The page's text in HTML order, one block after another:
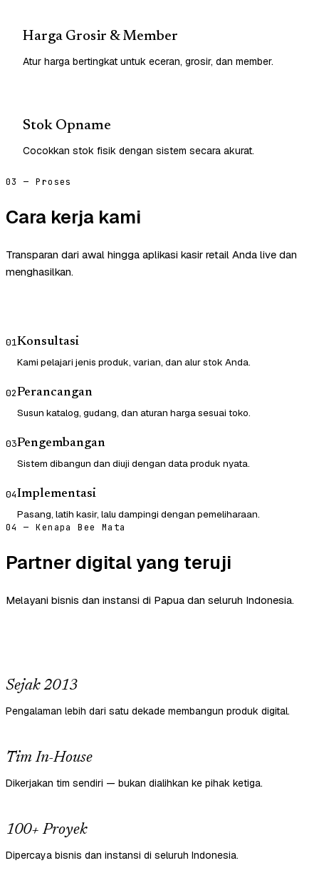
Harga Grosir & Member
Atur harga bertingkat untuk eceran, grosir, dan member.
Stok Opname
Cocokkan stok fisik dengan sistem secara akurat.
03 — Proses
Cara kerja kami
Transparan dari awal hingga aplikasi kasir retail Anda live dan
menghasilkan.
01Konsultasi
Kami pelajari jenis produk, varian, dan alur stok Anda.
02Perancangan
Susun katalog, gudang, dan aturan harga sesuai toko.
03Pengembangan
Sistem dibangun dan diuji dengan data produk nyata.
04Implementasi
Pasang, latih kasir, lalu dampingi dengan pemeliharaan.
04 — Kenapa Bee Mata
Partner digital yang teruji
Melayani bisnis dan instansi di Papua dan seluruh Indonesia.
Sejak 2013
Pengalaman lebih dari satu dekade membangun produk digital.
Tim In-House
Dikerjakan tim sendiri — bukan dialihkan ke pihak ketiga.
100+ Proyek
Dipercaya bisnis dan instansi di seluruh Indonesia.